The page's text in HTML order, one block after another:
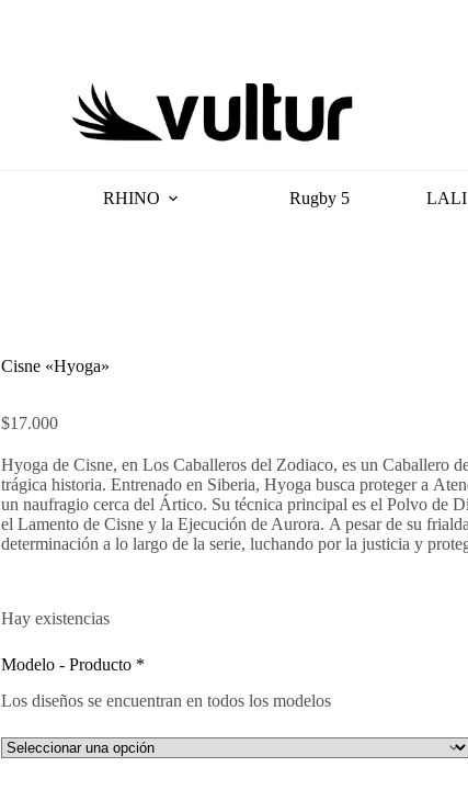
RHINO Rugby 5 LALI
Cisne «Hyoga»
$17.000
Hyoga de Cisne, en Los Caballeros del Zodiaco, es un Caballero
trágica historia. Entrenado en Siberia, Hyoga busca proteger a
un naufragio cerca del Ártico. Su técnica principal es el Polvo de
el Lamento de Cisne y la Ejecución de Aurora. A pesar de su
determinación a lo largo de la serie, luchando por la justicia y
Hay existencias
Modelo - Producto *
Los diseños se encuentran en todos los modelos